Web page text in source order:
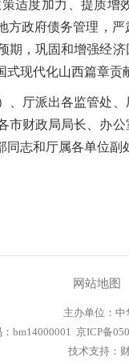
适度加力、提质增
政府债务管理，
，巩固和增强经
现代化山西篇章贡
厅派出各监管处、
财政局局长、办
志和厅属各单位副
网站地图
主办单位：
bm14000001 京ICP备
技术支持：